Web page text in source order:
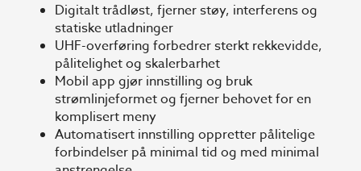
Digitalt trådløst, fjerner støy, interferens og
statiske utladninger
UHF-overføring forbedrer sterkt rekkevidde,
pålitelighet og skalerbarhet
Mobil app gjør innstilling og bruk
strømlinjeformet og fjerner behovet for en
komplisert meny
Automatisert innstilling oppretter pålitelige
forbindelser på minimal tid og med minimal